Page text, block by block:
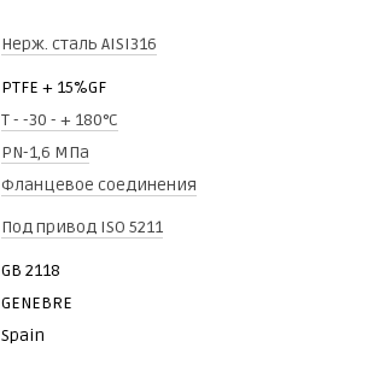
Нерж. сталь AISI316
PTFE + 15%GF
Т - -30 - + 180°C
PN-1,6 МПа
Фланцевое соединения
Под привод ISO 5211
GB 2118
GENEBRE
Spain